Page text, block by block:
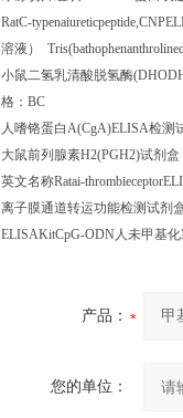
RatC-
溶液）
小鼠二氢乳清酸脱氢酶
格： BC
人嗜铬蛋白A(CgA)ELISA检测
大鼠前列腺素H2(PGH2)试剂盒
英文名称Ratai-
离子膜通道转运功能检测试剂
ELISAKitCpG-ODN人未甲基
产品：
您的单位：